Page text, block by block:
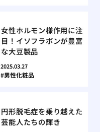
女性ホルモン様作用に注
目！イソフラボンが豊富
な大豆製品
2025.03.27
男性化粧品
円形脱毛症を乗り越えた
芸能人たちの輝き